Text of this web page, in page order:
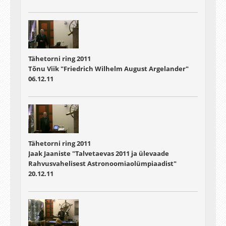
Tähetorni ring 2011
Tõnu Viik "Friedrich Wilhelm August Argelander"
06.12.11
Tähetorni ring 2011
Jaak Jaaniste "Talvetaevas 2011 ja ülevaade
Rahvusvahelisest Astronoomiaolümpiaadist"
20.12.11